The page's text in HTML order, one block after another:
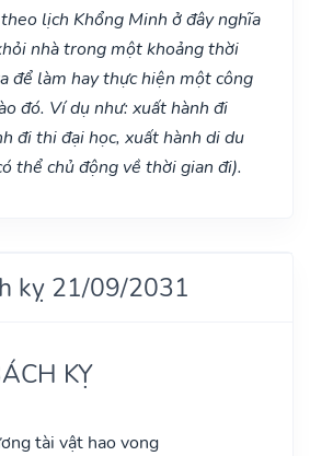
lịch Khổng Minh ở đây nghĩa
nhà trong một khoảng thời
để làm hay thực hiện một công
đó. Ví dụ như: xuất hành đi
đi thi đại học, xuất hành di du
thể chủ động về thời gian đi).
kỵ 21/09/2031
KỴ
tài vật hao vong